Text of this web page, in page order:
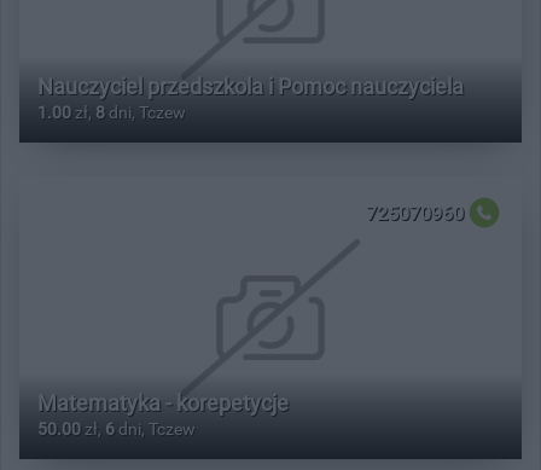
Nauczyciel przedszkola i Pomoc nauczyciela
1.00 zł, 8 dni, Tczew
725070960
Matematyka - korepetycje
50.00 zł, 6 dni, Tczew